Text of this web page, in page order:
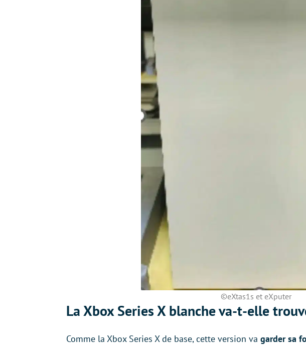
©eXtas1s et eXputer
La Xbox Series X blanche va-t-elle
Comme la Xbox Series X de base, cette version va garder sa